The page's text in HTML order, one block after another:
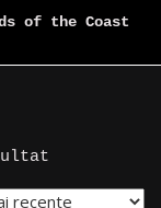
of the Coast